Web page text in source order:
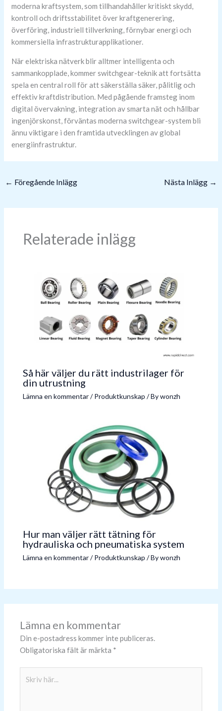
moderna kraftsystem, som tillhandahåller kritiskt skydd,
kontroll och driftsstabilitet över kraftgenerering,
överföring, industriell tillverkning, förnybar energi och
kommersiella infrastrukturapplikationer.
När elektriska nätverk blir alltmer intelligenta och
sammankopplade, kommer switchgear-teknik att fortsätta
spela en central roll för att säkerställa säker, pålitlig och
effektiv kraftdistribution. Med pågående framsteg inom
digital övervakning, integration av smarta nät och hållbar
ingenjörskonst, förväntas moderna switchgear-system bli
ännu viktigare i den framtida utvecklingen av global
energiinfrastruktur.
← Föregående Inlägg Nästa Inlägg →
Relaterade inlägg
Så här väljer du rätt industrilager för
din utrustning
Lämna en kommentar /Produktkunskap / Bywonzh
Hur man väljer rätt tätning för
hydrauliska och pneumatiska system
Lämna en kommentar /Produktkunskap / Bywonzh
Lämna en kommentar
Din e-postadress kommer inte publiceras.
Obligatoriska fält är märkta *
här...